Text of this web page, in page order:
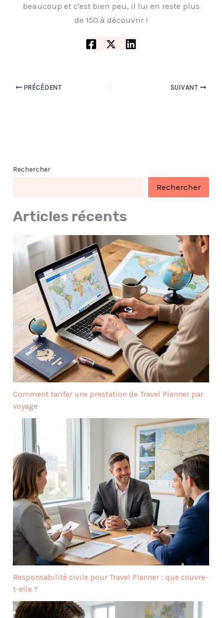
beaucoup et c'est bien peu, il lui en reste plus
de 150 à découvrir !
PRÉCÉDENT SUIVANT
Rechercher
Rechercher
Articles récents
Comment tarifer une prestation de Travel Planner par
voyage
Responsabilité civile pour Travel Planner : que couvre-
t-elle ?